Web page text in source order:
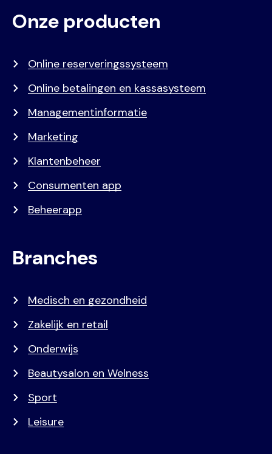
Voet
Primair
Onze producten
Online reserveringssysteem
Online betalingen en kassasysteem
Managementinformatie
Marketing
Klantenbeheer
Consumenten app
Beheerapp
Branches
Medisch en gezondheid
Zakelijk en retail
Onderwijs
Beautysalon en Welness
Sport
Leisure